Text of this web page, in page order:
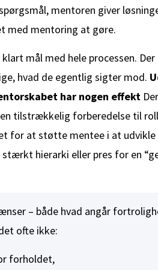
mentoren giver
med mentoring at gøre.
mål med hele processen.
hvad de egentlig sigter mod.
har nogen effekt
tilstrækkelig forberedelse til
for at støtte mentee i at
hierarki eller pres for en
– både hvad angår
ofte ikke:
forholdet,